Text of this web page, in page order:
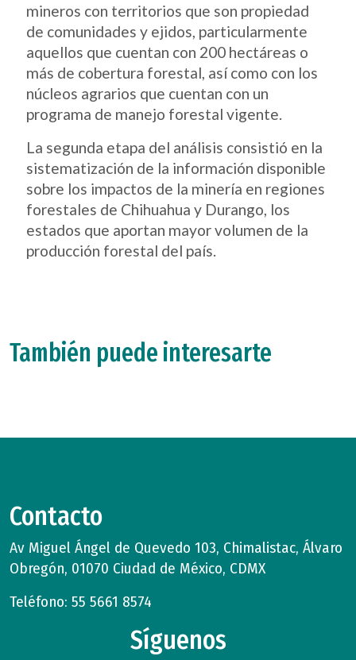
mineros con territorios que son propiedad
de comunidades y ejidos, particularmente
aquellos que cuentan con 200 hectáreas o
más de cobertura forestal, así como con los
núcleos agrarios que cuentan con un
programa de manejo forestal vigente.
La segunda etapa del análisis consistió en la
sistematización de la información disponible
sobre los impactos de la minería en regiones
forestales de Chihuahua y Durango, los
estados que aportan mayor volumen de la
producción forestal del país.
También puede interesarte
Contacto
Av Miguel Ángel de Quevedo 103, Chimalistac, Álvaro
Obregón, 01070 Ciudad de México, CDMX
Teléfono: 55 5661 8574
Síguenos